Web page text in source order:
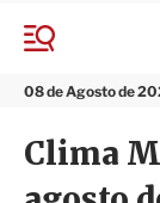
M
n
08 de Agosto de
Clima